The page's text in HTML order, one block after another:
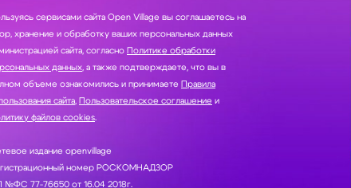
сервисами сайта Open Village вы соглашаетесь на
персональных данных
сайта, согласно Политике обработки
данных , а также подтверждаете, что вы в
объеме ознакомились и принимаете Правила
сайта Пользовательское соглашение и
файлов cookies.
издание openvillage
номер РОСКОМНАДЗОР
№ФС 77-76650 от 16.04 2018г.